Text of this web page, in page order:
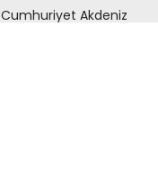
Cumhuriyet Akdeniz